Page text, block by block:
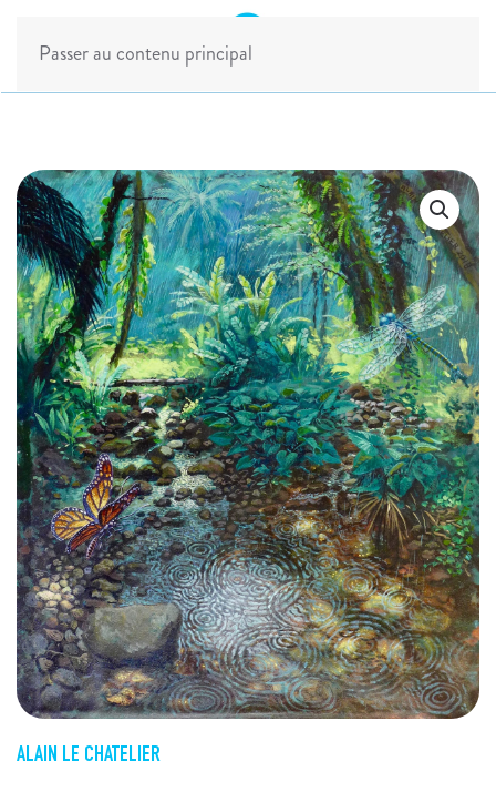
Passer au contenu principal
ALAIN LE CHATELIER